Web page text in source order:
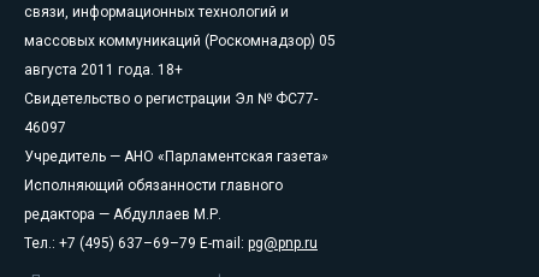
связи, информационных технологий и
массовых коммуникаций (Роскомнадзор) 05
августа 2011 года. 18+
Свидетельство о регистрации Эл № ФС77-
46097
Учредитель — АНО «Парламентская газета»
Исполняющий обязанности главного
редактора — Абдуллаев М.Р.
Тел.: +7 (495) 637–69–79 E-mail: pg@pnp.ru